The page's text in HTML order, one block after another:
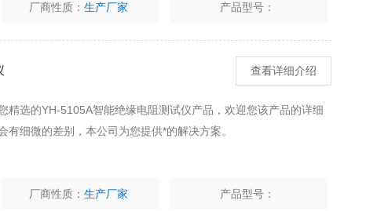
厂商性质：生产厂家 产品型号：
查看详细介绍
精选的YH-5105A智能绝缘电阻测试仪产品，欢迎您该产品的详细
细微的差别，本公司为您提供*的解决方案。
厂商性质：生产厂家 产品型号：